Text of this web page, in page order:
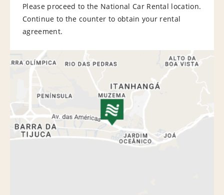
Please proceed to the National Car Rental location.
Continue to the counter to obtain your rental
agreement.